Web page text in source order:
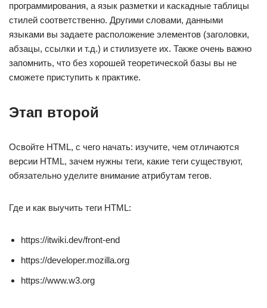
программирования, а язык разметки и каскадные таблицы
стилей соответственно. Другими словами, данными
языками вы задаете расположение элементов (заголовки,
абзацы, ссылки и т.д.) и стилизуете их. Также очень важно
запомнить, что без хорошей теоретической базы вы не
сможете приступить к практике.
Этап второй
Освойте HTML, с чего начать: изучите, чем отличаются
версии HTML, зачем нужны теги, какие теги существуют,
обязательно уделите внимание атрибутам тегов.
Где и как выучить теги HTML:
https://itwiki.dev/front-end
https://developer.mozilla.org
https://www.w3.org